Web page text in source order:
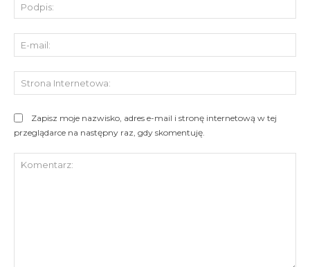
Zapisz moje nazwisko, adres e-mail i stronę internetową w tej
przeglądarce na następny raz, gdy skomentuję.